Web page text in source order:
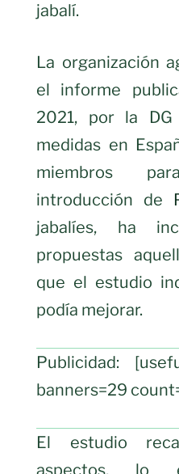
jabalí.
La organización
el informe
2021, por la DG
medidas en
miembros
introducción de
jabalíes, ha
propuestas
que el estudio
podía mejorar.
Publicidad:
banners=29
El estudio
aspectos, lo